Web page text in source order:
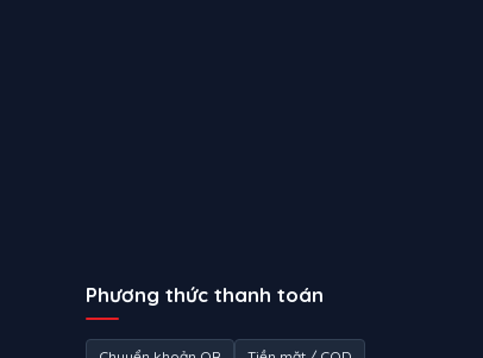
Phương thức thanh toán